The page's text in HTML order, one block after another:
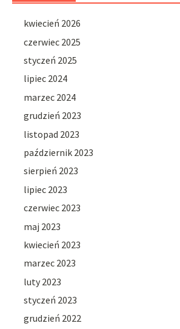
kwiecień 2026
czerwiec 2025
styczeń 2025
lipiec 2024
marzec 2024
grudzień 2023
listopad 2023
październik 2023
sierpień 2023
lipiec 2023
czerwiec 2023
maj 2023
kwiecień 2023
marzec 2023
luty 2023
styczeń 2023
grudzień 2022